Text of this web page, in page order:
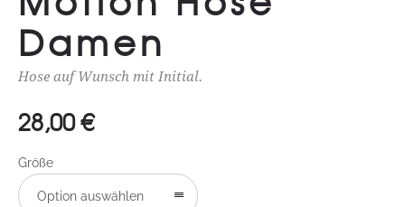
Damen
Hose auf Wunsch mit Initial.
28,00€
Größe
Option auswählen